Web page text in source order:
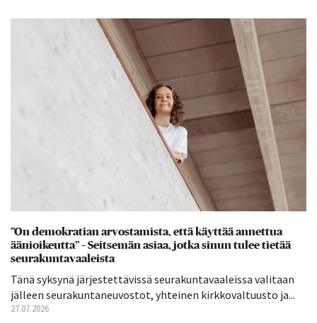
”On demokratian arvostamista, että käyttää annettua
äänioikeutta” – Seitsemän asiaa, jotka sinun tulee tietää
seurakuntavaaleista
Tänä syksynä järjestettävissä seurakuntavaaleissa valitaan
jälleen seurakuntaneuvostot, yhteinen kirkkovaltuusto ja...
27.07.2026